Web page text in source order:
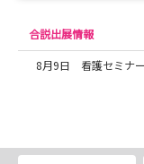
★≈ 2023年卒・
新！「先輩情報
合説出展情報
8月9日 看護セミナ